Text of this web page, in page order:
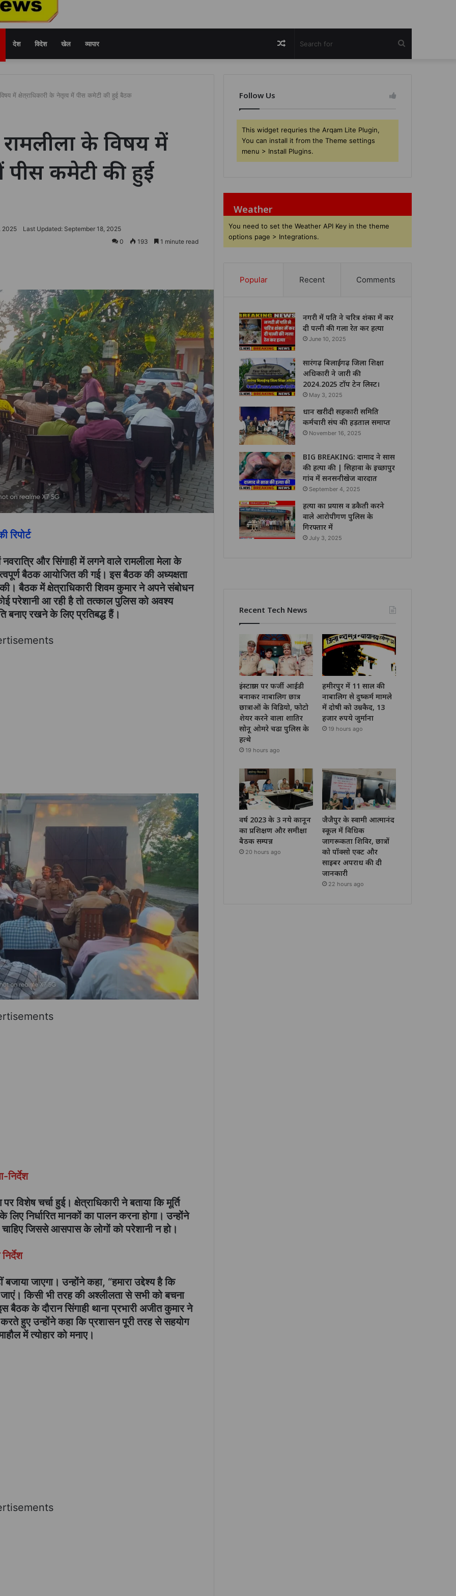
देश विदेश खेल व्यापार Random
में क्षेत्राधिकारी के नेतृत्व में पीस कमेटी की हुई बैठक
के विषय में
में पीस कमेटी की हुई
2025
Last Updated: September 18, 2025
0
193 1 minute read
और सिंगाही में लगने वाले रामलीला मेला के
बैठक आयोजित की गई। इस बैठक की अध्यक्षता
बैठक में क्षेत्राधिकारी शिवम कुमार ने अपने संबोधन
परेशानी आ रही है तो तत्काल पुलिस को अवश्य
रखने के लिए प्रतिबद्ध हैं।
निर्देश
विशेष चर्चा हुई। क्षेत्राधिकारी ने बताया कि मूर्ति
निर्धारित मानकों का पालन करना होगा। उन्होंने
चाहिए जिससे आसपास के लोगों को परेशानी न हो।
जाएगा। उन्होंने कहा, “हमारा उद्देश्य है कि
जाएं। किसी भी तरह की अश्लीलता से सभी को बचना
के दौरान सिंगाही थाना प्रभारी अजीत कुमार ने
करते हुए उन्होंने कहा कि प्रशासन पूरी तरह से सहयोग
में त्योहार को मनाए।
Follow Us
This widget requries the Arqam Lite Plugin,
You can install it from the Theme settings
menu > Install Plugins.
Weather
You need to set the Weather API Key in the theme
options page > Integrations.
Popular Recent Comments
नगरी में पति ने चरित्र शंका में कर
दी पत्नी की गला रेत कर हत्या
June 10, 2025
सारंगढ़ बिलाईगढ़ जिला शिक्षा
अधिकारी ने जारी की
2024.2025 टॉप टेन लिस्ट।
May 3, 2025
धान खरीदी सहकारी समिति
कर्मचारी संघ की हड़ताल समाप्त
November 16, 2025
BIG BREAKING: दामाद ने सास
की हत्या की | सिहावा के इच्छापुर
गांव में सनसनीखेज वारदात
September 4, 2025
हत्या का प्रयास व डकैती करने
वाले आरोपीगण पुलिस के
गिरफ्तार में
July 3, 2025
Recent Tech News
इंस्टाग्राम पर फर्जी आईडी
बनाकर नाबालिग छात्र
छात्राओं के विडियो, फोटो
शेयर करने वाला शातिर
सोनू ओमरे चढा पुलिस के
हत्थे
19 hours ago
हमीरपुर में 11 साल की
नाबालिग से दुष्कर्म मामले
में दोषी को उम्रकैद, 13
हजार रुपये जुर्माना
19 hours ago
वर्ष 2023 के 3 नये कानून
का प्रशिक्षण और समीक्षा
बैठक सम्पन्न
20 hours ago
जैजैपुर के स्वामी आत्मानंद
स्कूल में विधिक
जागरूकता शिविर, छात्रों
को पॉक्सो एक्ट और
साइबर अपराध की दी
जानकारी
22 hours ago